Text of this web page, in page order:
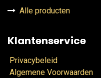
Alle producten
Klantenservice
Privacybeleid
Algemene Voorwaarden